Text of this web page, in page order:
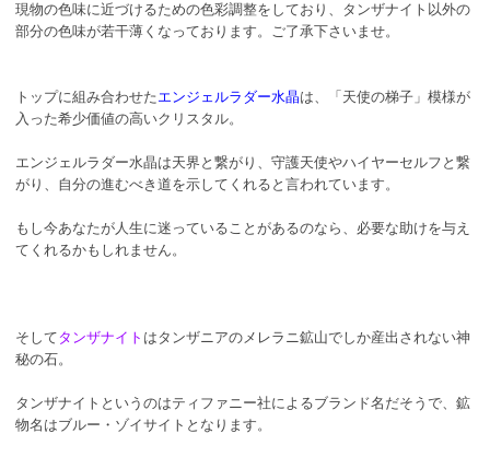
現物の色味に近づけるための色彩調整をしており、タンザナイト以外の
部分の色味が若干薄くなっております。ご了承下さいませ。
トップに組み合わせたエンジェルラダー水晶は、「天使の梯子」模様が
入った希少価値の高いクリスタル。
エンジェルラダー水晶は天界と繋がり、守護天使やハイヤーセルフと繋
がり、自分の進むべき道を示してくれると言われています。
もし今あなたが人生に迷っていることがあるのなら、必要な助けを与え
てくれるかもしれません。
そしてタンザナイト はタンザニアのメレラニ鉱山でしか産出されない神
秘の石。
タンザナイトというのはティファニー社によるブランド名だそうで、鉱
物名はブルー・ゾイサイトとなります。